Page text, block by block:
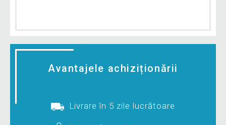
Avantajele achiziționării
Livrare în 5 zile lucrătoare